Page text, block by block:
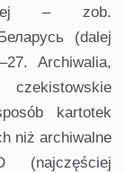
– zob.
(dalej
Archiwalia,
kartotek
niż archiwalne
(najczęściej